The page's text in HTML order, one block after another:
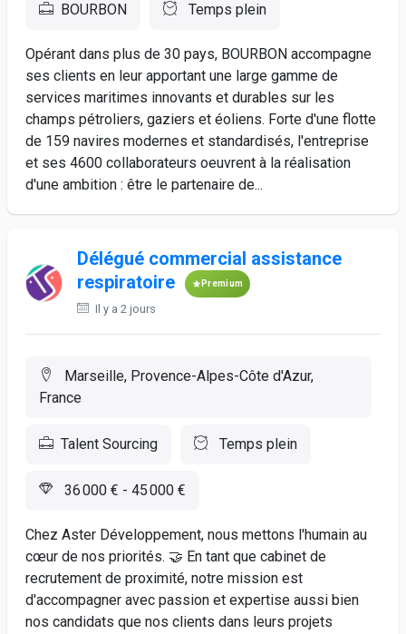
BOURBON Temps plein
Opérant dans plus de 30 pays, BOURBON accompagne
ses clients en leur apportant une large gamme de
services maritimes innovants et durables sur les
champs pétroliers, gaziers et éoliens. Forte d'une flotte
de 159 navires modernes et standardisés, l'entreprise
et ses 4600 collaborateurs oeuvrent à la réalisation
d'une ambition : être le partenaire de...
Délégué commercial assistance
respiratoire
Premium
Il y a 2 jours
Marseille, Provence-Alpes-Côte d'Azur,
France
Talent Sourcing Temps plein
36 000 € - 45 000 €
Chez Aster Développement, nous mettons l'humain au
cœur de nos priorités. 🤝 En tant que cabinet de
recrutement de proximité, notre mission est
d'accompagner avec passion et expertise aussi bien
nos candidats que nos clients dans leurs projets